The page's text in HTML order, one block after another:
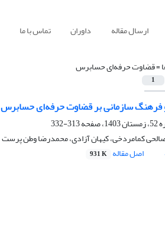
ارسال مقاله داوران تماس با ما
=قضاوت حرفه‌ای حسابرس
1
و فرهنگ سازمانی بر قضاوت حرفه‌ای حسابرس
313-332
کمامردخی، کیهان آزادی، محمدرضا وطن پرست
اصل مقاله 931 K